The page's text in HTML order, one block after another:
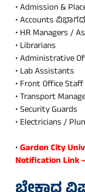
• Admission &
• Accounts
• HR Managers /
• Librarians
• Administrative
• Lab Assistants
• Front Office Staff
• Transport
• Security Guards
• Electricians /
•Garden City
Notification Link –